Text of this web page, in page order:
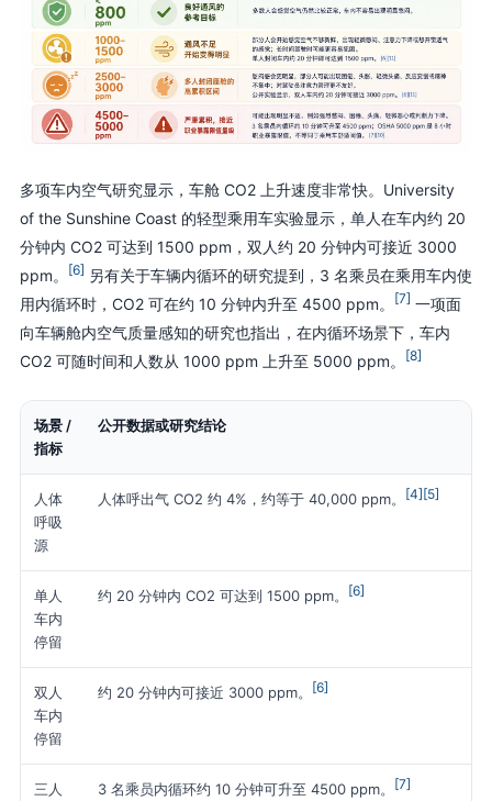
多项车内空气研究显示，车舱 CO2 上升速度非常快。University
of the Sunshine Coast 的轻型乘用车实验显示，单人在车内约 20
分钟内 CO2 可达到 1500 ppm，双人约 20 分钟内可接近 3000
ppm。
[6] 另有关于车辆内循环的研究提到，3 名乘员在乘用车内使
用内循环时，CO2 可在约 10 分钟内升至 4500 ppm。
[7] 一项面
向车辆舱内空气质量感知的研究也指出，在内循环场景下，车内
CO2 可随时间和人数从 1000 ppm 上升至 5000 ppm。
[8]
场景 /
指标
公开数据或研究结论
人体
呼吸
源
人体呼出气 CO2 约 4%，约等于 40,000 ppm。 [4][5]
单人
车内
停留
约 20 分钟内 CO2 可达到 1500 ppm。 [6]
双人
车内
停留
约 20 分钟内可接近 3000 ppm。 [6]
三人 3 名乘员内循环约 10 分钟可升至 4500 ppm。 [7]